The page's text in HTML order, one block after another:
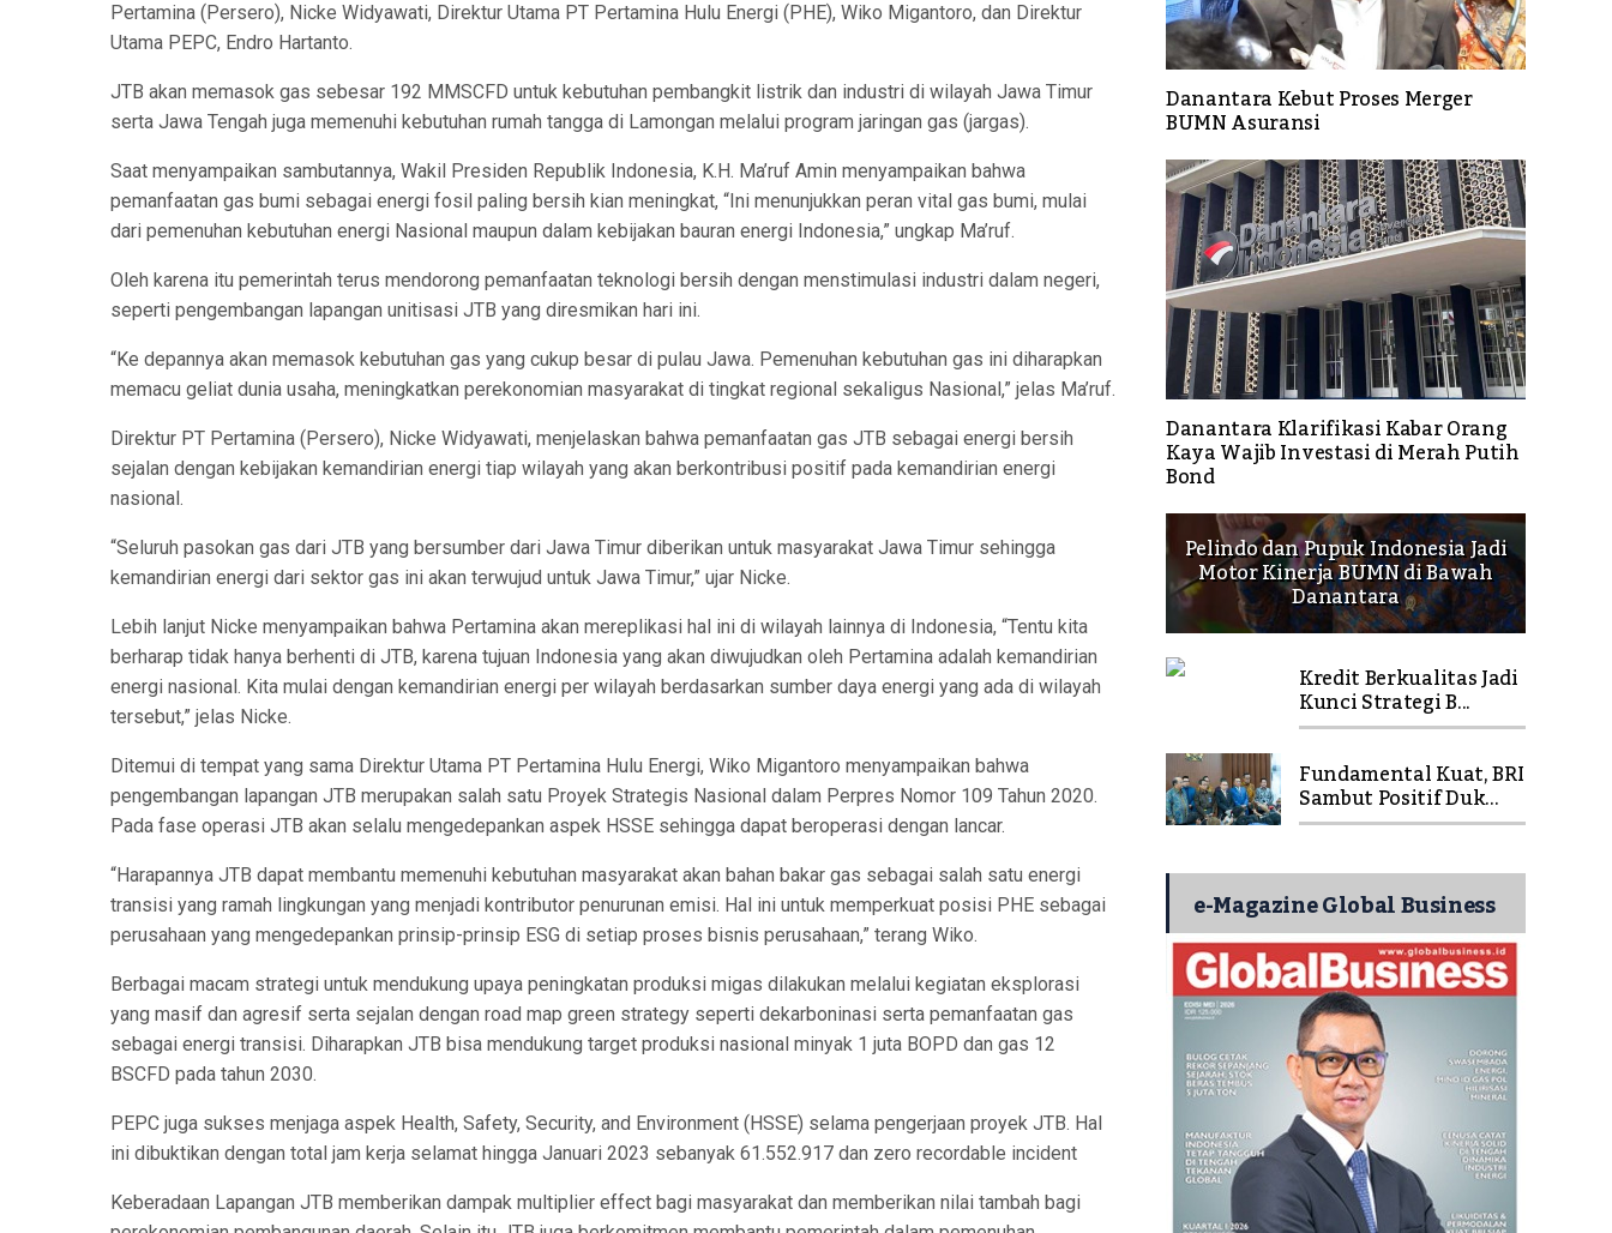
Pertamina (Persero), Nicke Widyawati, Direktur Utama PT Pertamina Hulu Energi (PHE), Wiko Migantoro, dan Direktur
Utama PEPC, Endro Hartanto.
JTB akan memasok gas sebesar 192 MMSCFD untuk kebutuhan pembangkit listrik dan industri di wilayah Jawa Timur
serta Jawa Tengah juga memenuhi kebutuhan rumah tangga di Lamongan melalui program jaringan gas (jargas).
Saat menyampaikan sambutannya, Wakil Presiden Republik Indonesia, K.H. Ma’ruf Amin menyampaikan bahwa
pemanfaatan gas bumi sebagai energi fosil paling bersih kian meningkat, “Ini menunjukkan peran vital gas bumi, mulai
dari pemenuhan kebutuhan energi Nasional maupun dalam kebijakan bauran energi Indonesia,” ungkap Ma’ruf.
Oleh karena itu pemerintah terus mendorong pemanfaatan teknologi bersih dengan menstimulasi industri dalam negeri,
seperti pengembangan lapangan unitisasi JTB yang diresmikan hari ini.
“Ke depannya akan memasok kebutuhan gas yang cukup besar di pulau Jawa. Pemenuhan kebutuhan gas ini diharapkan
memacu geliat dunia usaha, meningkatkan perekonomian masyarakat di tingkat regional sekaligus Nasional,” jelas Ma’ruf.
Direktur PT Pertamina (Persero), Nicke Widyawati, menjelaskan bahwa pemanfaatan gas JTB sebagai energi bersih
sejalan dengan kebijakan kemandirian energi tiap wilayah yang akan berkontribusi positif pada kemandirian energi
nasional.
“Seluruh pasokan gas dari JTB yang bersumber dari Jawa Timur diberikan untuk masyarakat Jawa Timur sehingga
kemandirian energi dari sektor gas ini akan terwujud untuk Jawa Timur,” ujar Nicke.
Lebih lanjut Nicke menyampaikan bahwa Pertamina akan mereplikasi hal ini di wilayah lainnya di Indonesia, “Tentu kita
berharap tidak hanya berhenti di JTB, karena tujuan Indonesia yang akan diwujudkan oleh Pertamina adalah kemandirian
energi nasional. Kita mulai dengan kemandirian energi per wilayah berdasarkan sumber daya energi yang ada di wilayah
tersebut,” jelas Nicke.
Ditemui di tempat yang sama Direktur Utama PT Pertamina Hulu Energi, Wiko Migantoro menyampaikan bahwa
pengembangan lapangan JTB merupakan salah satu Proyek Strategis Nasional dalam Perpres Nomor 109 Tahun 2020.
Pada fase operasi JTB akan selalu mengedepankan aspek HSSE sehingga dapat beroperasi dengan lancar.
“Harapannya JTB dapat membantu memenuhi kebutuhan masyarakat akan bahan bakar gas sebagai salah satu energi
transisi yang ramah lingkungan yang menjadi kontributor penurunan emisi. Hal ini untuk memperkuat posisi PHE sebagai
perusahaan yang mengedepankan prinsip-prinsip ESG di setiap proses bisnis perusahaan,” terang Wiko.
Berbagai macam strategi untuk mendukung upaya peningkatan produksi migas dilakukan melalui kegiatan eksplorasi
yang masif dan agresif serta sejalan dengan road map green strategy seperti dekarboninasi serta pemanfaatan gas
sebagai energi transisi. Diharapkan JTB bisa mendukung target produksi nasional minyak 1 juta BOPD dan gas 12
BSCFD pada tahun 2030.
PEPC juga sukses menjaga aspek Health, Safety, Security, and Environment (HSSE) selama pengerjaan proyek JTB. Hal
ini dibuktikan dengan total jam kerja selamat hingga Januari 2023 sebanyak 61.552.917 dan zero recordable incident
Keberadaan Lapangan JTB memberikan dampak multiplier effect bagi masyarakat dan memberikan nilai tambah bagi
Danantara Kebut Proses Merger
BUMN Asuransi
Danantara Klarifikasi Kabar Orang
Kaya Wajib Investasi di Merah Putih
Bond
Pelindo dan Pupuk Indonesia Jadi
Motor Kinerja BUMN di Bawah
Danantara
Kredit Berkualitas Jadi
Kunci Strategi B...
Fundamental Kuat, BRI
Sambut Positif Duk...
e-Magazine Global Business